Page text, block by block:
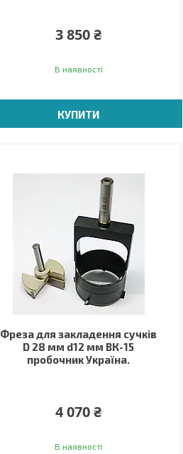
3 850 ₴
В наявності
КУПИТИ
Фреза для закладення сучків
D 28 мм d12 мм ВК-15
пробочник Україна.
4 070 ₴
В наявності